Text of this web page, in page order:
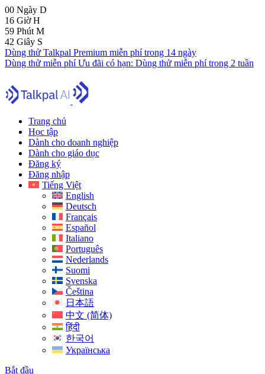
00 Ngày D
16 GiờH
59 Phút M
41 Giây S
Dùng thử Talkpal Premium miễn phí trong 14 ngày
Dùng thử miễn phíƯu đãi có hạn: Dùng thử miễn phí trong 2 tuần
Trang chủ
Học tập
Dành cho doanh nghiệp
Dành cho giáo dục
Đăng ký
Đăng nhập
Tiếng Việt
English
Deutsch
Français
Español
Italiano
Português
Nederlands
Suomi
Svenska
Čeština
日本語
中文 (简体)
हिंदी
한국어
Українська
Bắt đầu